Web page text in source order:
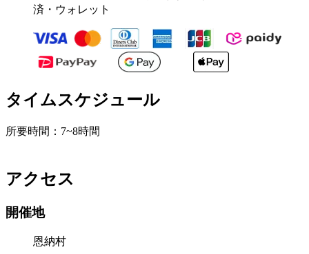
済・ウォレット
タイムスケジュール
所要時間：7~8時間
アクセス
開催地
恩納村